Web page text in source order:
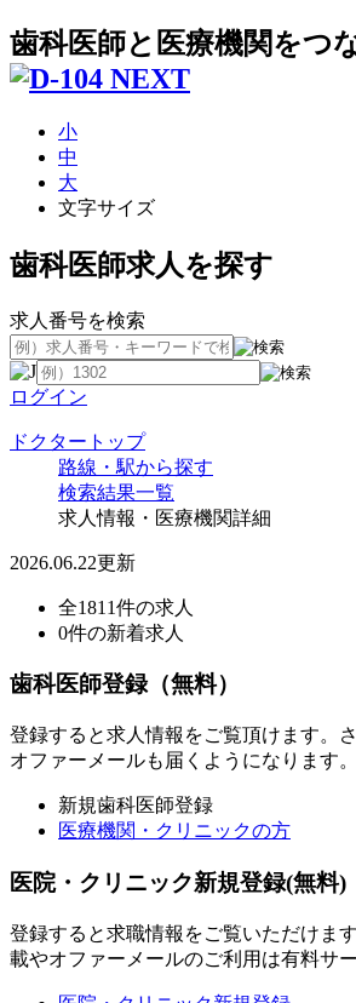
歯科医師と医療機関をつ
小
中
大
文字サイズ
歯科医師求人を探す
求人番号を検索
ログイン
ドクタートップ
路線・駅から探す
検索結果一覧
求人情報・医療機関詳細
2026.06.22更新
全1811件の求人
0件の新着求人
歯科医師登録（無料）
登録すると求人情報をご覧頂けます。
オファーメールも届くようになります。
新規歯科医師登録
医療機関・クリニックの方
医院・クリニック新規登録(無料)
登録すると求職情報をご覧いただけま
載やオファーメールのご利用は有料サ